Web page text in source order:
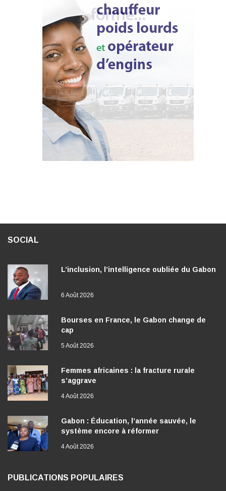
SOCIAL
L’inclusion, l’intelligence oubliée du Gabon
6 Août 2026
Bourses en France, le Gabon change de
cap
5 Août 2026
Femmes africaines : la fracture rurale
s’aggrave
4 Août 2026
Gabon : Éducation, l’année sauvée, le
système encore à réformer
4 Août 2026
PUBLICATIONS POPULAIRES